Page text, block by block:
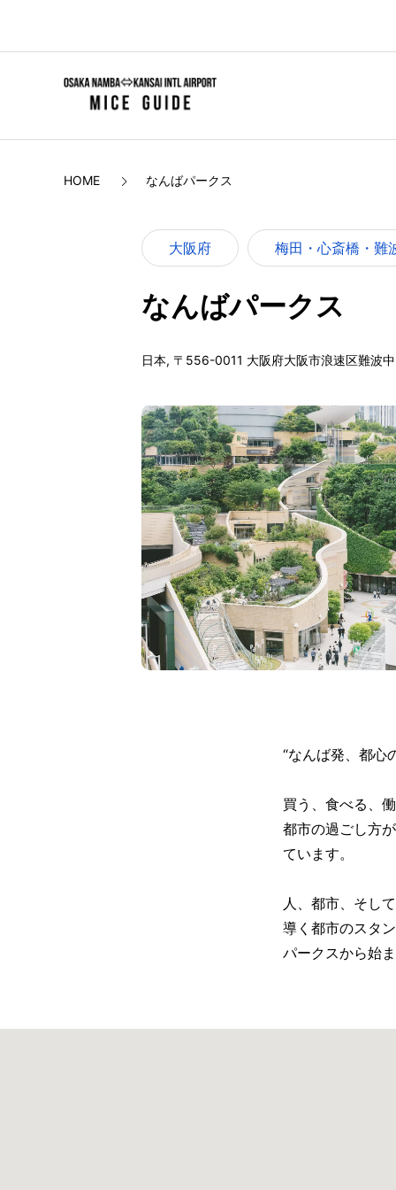
HOME なんばパークス
大阪府 梅田・心斎橋・難
なんばパークス
日本, 〒556-0011 大阪府大阪市浪速区難波
“なんば発、都心
買う、食べる、
都市の過ごし方
ています。
人、都市、そし
導く都市のスタ
パークスから始